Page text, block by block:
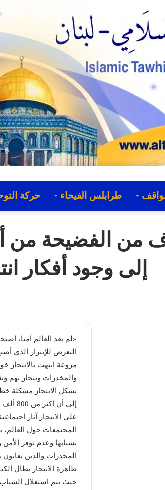
طرابلس الفيحاء حركة
من الفضيحة من
إلى وجود أفكار
«لم يعد العالم آمنا،
التعرض للإبتزاز الذي
مروعة انتهت
والمخدرات وتتجار بهم
يشكل الانتحار مشكلة
إلى
على الانتحار آثار
المجتمعات حول
بشبابها وعدم توفر
المخدرات والذين
ظاهرة الانتحار تطال
حيث يتم استغلال